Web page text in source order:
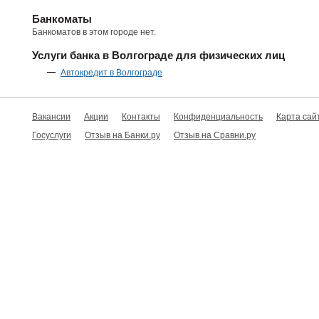
Банкоматы
Банкоматов в этом городе нет.
Услуги банка в Волгограде для физических лиц
Автокредит в Волгограде
Вакансии Акции Контакты Конфиденциальность
Карта
Госуслуги
Отзыв на Банки.ру Отзыв на Сравни.ру